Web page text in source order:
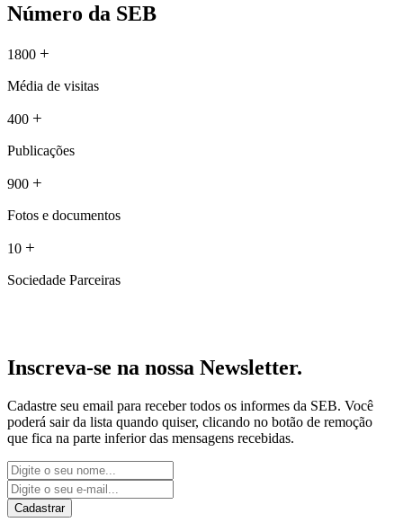
Número da SEB
1800 +
Média de visitas
400 +
Publicações
900 +
Fotos e documentos
10 +
Sociedade Parceiras
Inscreva-se na nossa Newsletter.
Cadastre seu email para receber todos os informes da SEB. Você
poderá sair da lista quando quiser, clicando no botão de remoção
que fica na parte inferior das mensagens recebidas.
Cadastrar